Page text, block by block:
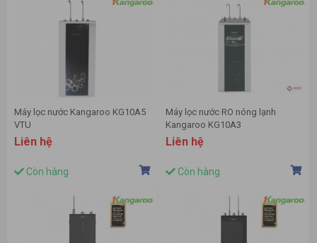
Máy lọc nước Kangaroo KG10A5
VTU
Liên hệ
Còn hàng
Máy lọc nước RO nóng lạnh
Kangaroo KG10A3
Liên hệ
Còn hàng